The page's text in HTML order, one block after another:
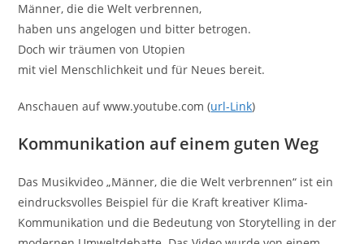
Männer, die die Welt verbrennen,
haben uns angelogen und bitter betrogen.
Doch wir träumen von Utopien
mit viel Menschlichkeit und für Neues bereit.
Anschauen auf www.youtube.com (url-Link)
Kommunikation auf einem guten Weg
Das Musikvideo „Männer, die die Welt verbrennen“ ist ein
eindrucksvolles Beispiel für die Kraft kreativer Klima-
Kommunikation und die Bedeutung von Storytelling in der